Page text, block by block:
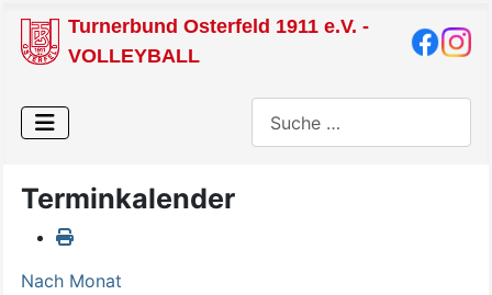
Turnerbund Osterfeld 1911 e.V. -
VOLLEYBALL
Terminkalender
Nach Monat